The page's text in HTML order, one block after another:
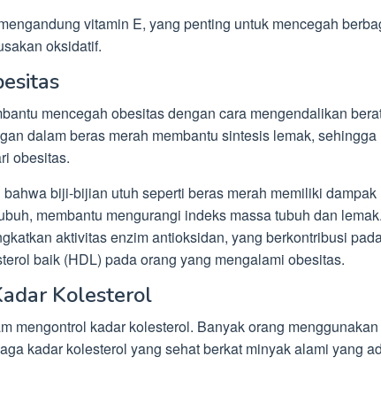
vitamin E, yang penting untuk mencegah
oksidatif.
mencegah obesitas dengan cara mengendalikan
dalam beras merah membantu sintesis lemak, sehingga
obesitas.
biji-bijian utuh seperti beras merah memiliki dampak
membantu mengurangi indeks massa tubuh dan lemak.
aktivitas enzim antioksidan, yang berkontribusi
baik (HDL) pada orang yang mengalami obesitas.
Kolesterol
mengontrol kadar kolesterol. Banyak orang menggunakan
kadar kolesterol yang sehat berkat minyak alami yang